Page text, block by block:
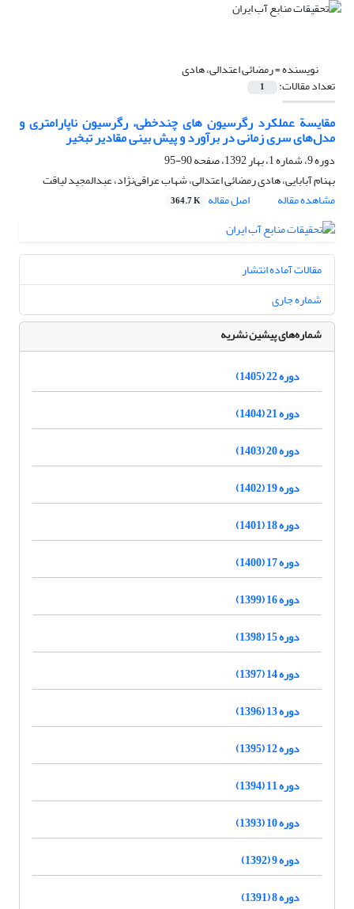
نویسنده =رمضائی اعتدالی، هادی
تعداد مقالات: 1
مقایسة عملکرد رگرسیون های چندخطی، رگرسیون ناپارامتری و
مدل‌های سری زمانی در برآورد و پیش بینی مقادیر تبخیر
دوره 9، شماره 1، بهار 1392، صفحه
90-95
بهنام آبابایی، هادی رمضائی اعتدالی، شهاب عراقی‌نژاد، عبدالمجید لیاقت
مشاهده مقاله
اصل مقاله 364.7 K
مقالات آماده انتشار
شماره جاری
شماره‌های پیشین نشریه
دوره 22 (1405)
دوره 21 (1404)
دوره 20 (1403)
دوره 19 (1402)
دوره 18 (1401)
دوره 17 (1400)
دوره 16 (1399)
دوره 15 (1398)
دوره 14 (1397)
دوره 13 (1396)
دوره 12 (1395)
دوره 11 (1394)
دوره 10 (1393)
دوره 9 (1392)
دوره 8 (1391)